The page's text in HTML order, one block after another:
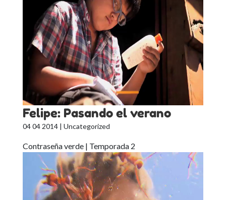
Felipe: Pasando el verano
04 04 2014| Uncategorized
Contraseña verde | Temporada 2